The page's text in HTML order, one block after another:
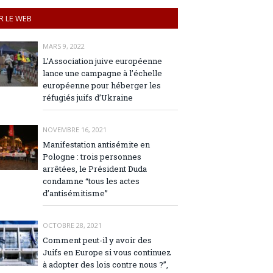
LE WEB
MARS 9, 2022
L’Association juive européenne
lance une campagne à l’échelle
européenne pour héberger les
réfugiés juifs d’Ukraine
NOVEMBRE 16, 2021
Manifestation antisémite en
Pologne : trois personnes
arrêtées, le Président Duda
condamne “tous les actes
d’antisémitisme”
OCTOBRE 28, 2021
Comment peut-il y avoir des
Juifs en Europe si vous continuez
à adopter des lois contre nous ?”,